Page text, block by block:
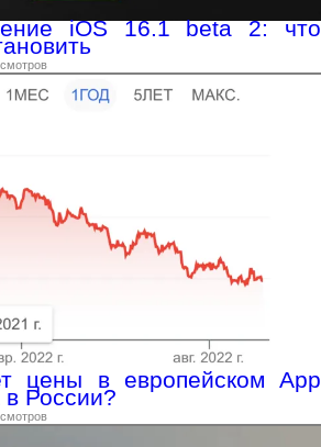
iOS 16.1 beta 2: что
цены в европейском App
России?